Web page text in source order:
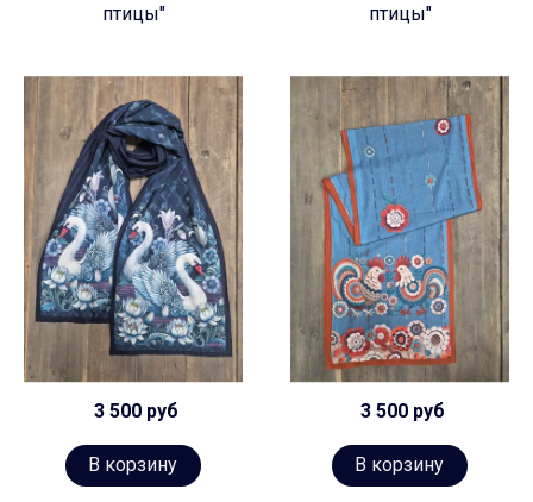
птицы"
птицы"
3 500 руб
В корзину
3 500 руб
В корзину